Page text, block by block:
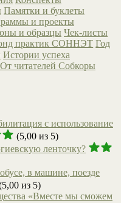
Памятки и буклеты
и проекты
и образцы Чек-листы
практик СОННЭТ Год
Истории успеха
От читателей Собкоры
с использование
(5,00 из 5)
ленточку?
в машине, поезде
из 5)
«Вместе мы сможем